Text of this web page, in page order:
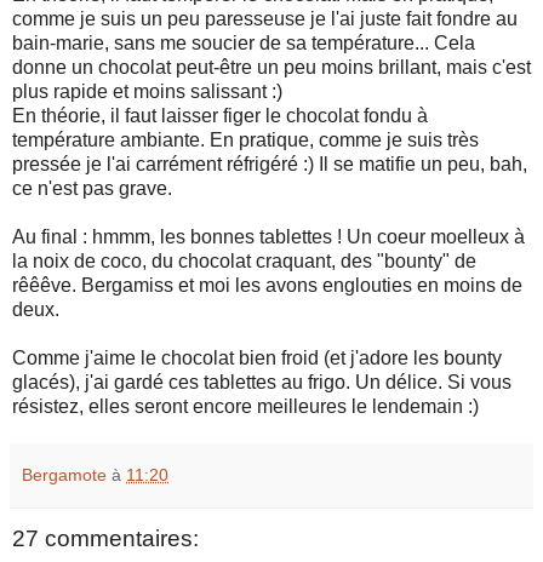
comme je suis un peu paresseuse je l'ai juste fait fondre au
bain-marie, sans me soucier de sa température... Cela
donne un chocolat peut-être un peu moins brillant, mais c'est
plus rapide et moins salissant :)
En théorie, il faut laisser figer le chocolat fondu à
température ambiante. En pratique, comme je suis très
pressée je l'ai carrément réfrigéré :) Il se matifie un peu, bah,
ce n'est pas grave.
Au final : hmmm, les bonnes tablettes ! Un coeur moelleux à
la noix de coco, du chocolat craquant, des "bounty" de
rêêêve. Bergamiss et moi les avons englouties en moins de
deux.
Comme j'aime le chocolat bien froid (et j'adore les bounty
glacés), j'ai gardé ces tablettes au frigo. Un délice. Si vous
résistez, elles seront encore meilleures le lendemain :)
Bergamote à 11:20
27 commentaires: